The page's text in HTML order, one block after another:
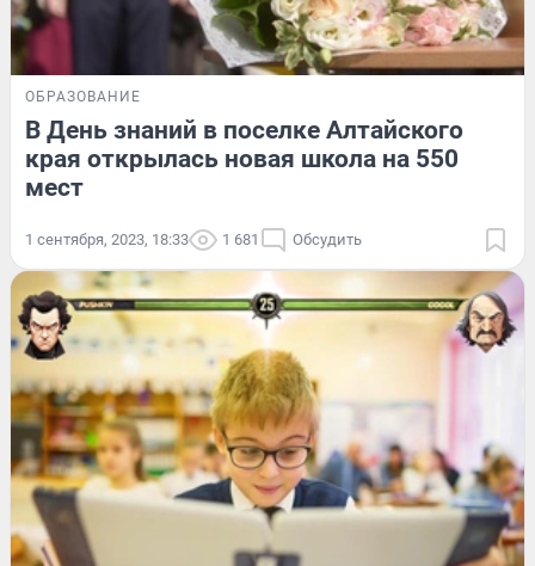
ОБРАЗОВАНИЕ
В День знаний в поселке Алтайского
края открылась новая школа на 550
мест
1 сентября, 2023, 18:33 1 681 Обсудить